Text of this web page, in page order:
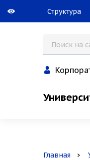
Структура
Главная